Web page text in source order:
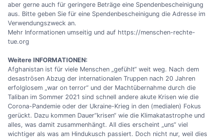
aber gerne auch für geringere Beträge eine Spendenbescheinigung
aus. Bitte geben Sie für eine Spendenbescheinigung die Adresse im
Verwendungszweck an.
Mehr Informationen umseitig und auf https://menschen-rechte-
tue.org
Weitere INFORMATIONEN:
Afghanistan ist für viele Menschen „gefühlt“ weit weg. Nach dem
desaströsen Abzug der internationalen Truppen nach 20 Jahren
erfolglosem „war on terror“ und der Machtübernahme durch die
Taliban im Sommer 2021 sind schnell andere akute Krisen wie die
Corona-Pandemie oder der Ukraine-Krieg in den (medialen) Fokus
gerückt. Dazu kommen Dauer“krisen“ wie die Klimakatastrophe und
alles, was damit zusammenhängt. All dies erscheint „uns“ viel
wichtiger als was am Hindukusch passiert. Doch nicht nur, weil dies